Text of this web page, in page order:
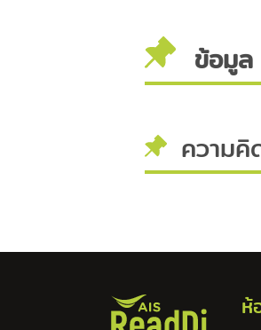
ข้อมูล
ความคิ
ห้